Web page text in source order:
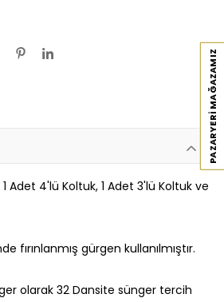
PAZARYERI MAĞAZAMIZ
1 Adet 4'lü Koltuk, 1 Adet 3'lü Koltuk ve
fırınlanmış gürgen kullanılmıştır.
olarak 32 Dansite sünger tercih